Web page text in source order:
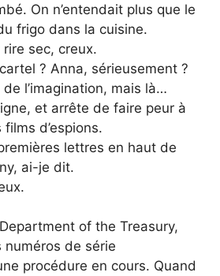
On n’entendait plus que le
frigo dans la cuisine.
sec, creux.
? Anna, sérieusement ?
l’imagination, mais là…
et arrête de faire peur à
d’espions.
lettres en haut de
ai-je dit.
of the Treasury,
de série
procédure en cours. Quand